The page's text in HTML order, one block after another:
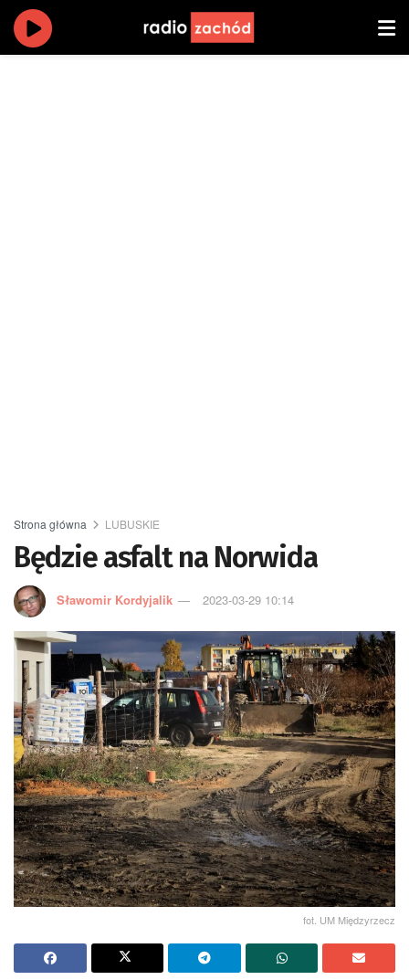
Strona główna LUBUSKIE
Będzie asfalt na Norwida
Sławomir Kordyjalik 2023-03-29 10:14
fot. UM Międzyrzecz